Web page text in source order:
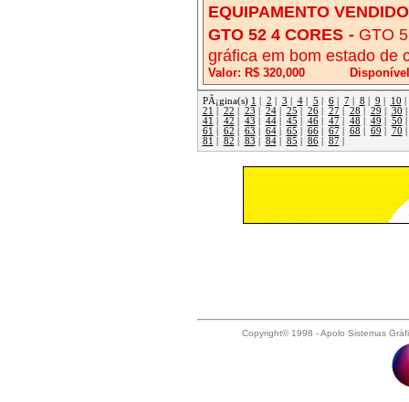
EQUIPAMENTO
GTO 52 4 CORES - GTO
gráfica em bom estado de
Valor: R$ 320,000
PÃ¡gina(s) 1 2 3 4| 5 6| 7| 8 9 10
21
22 23 24| 25 26| 27| 28 29 30
41
42 43 44| 45 46| 47| 48 49 50
61
62 63 64| 65 66| 67| 68 69 70
81
82 83 84| 85 86| 87|
Copyright© 1998 - Apolo Sistemas